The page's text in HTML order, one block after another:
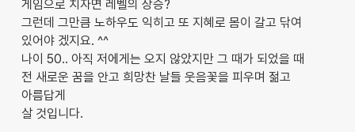
게임으로 치자면 레벨의 상승?
그런데 그만큼 노하우도 익히고 또 지혜로 몸이 갈고 닦여
있어야 겠지요. ^^
나이 50.. 아직 저에게는 오지 않았지만 그 때가 되었을 때
전 새로운 꿈을 안고 희망찬 날들 웃음꽃을 피우며 젊고
아름답게
살 것입니다.